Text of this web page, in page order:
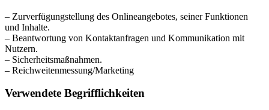
– Zurverfügungstellung des Onlineangebotes, seiner Funktionen
und Inhalte.
– Beantwortung von Kontaktanfragen und Kommunikation mit
Nutzern.
– Sicherheitsmaßnahmen.
– Reichweitenmessung/Marketing
Verwendete Begrifflichkeiten